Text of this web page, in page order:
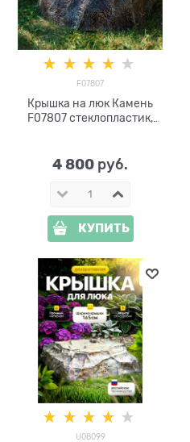
F07807
Крышка на люк Камень
F07807 стеклопластик,
4 800 руб.
КУПИТЬ
U08099